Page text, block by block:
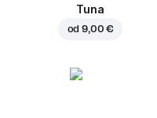
Tuna
od9,00 €